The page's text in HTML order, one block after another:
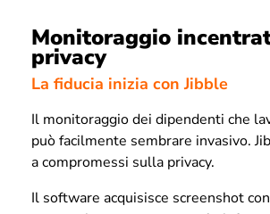
Monitoraggio
privacy
La fiducia inizia con Jibble
Il monitoraggio dei dipendenti che
può facilmente sembrare invasivo.
a compromessi sulla privacy.
Il software acquisisce screenshot